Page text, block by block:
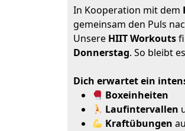
In Kooperation mit dem
gemeinsam den Puls
Unsere HIIT Workouts
Donnerstag. So bleibt
Dich erwartet ein
Boxeinheiten
Laufintervallen
Kraftübungen